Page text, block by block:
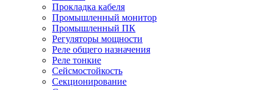
Прокладка кабеля
Промышленный монитор
Промышленный ПК
Регуляторы мощности
Реле общего назначения
Реле тонкие
Сейсмостойкость
Секционирование